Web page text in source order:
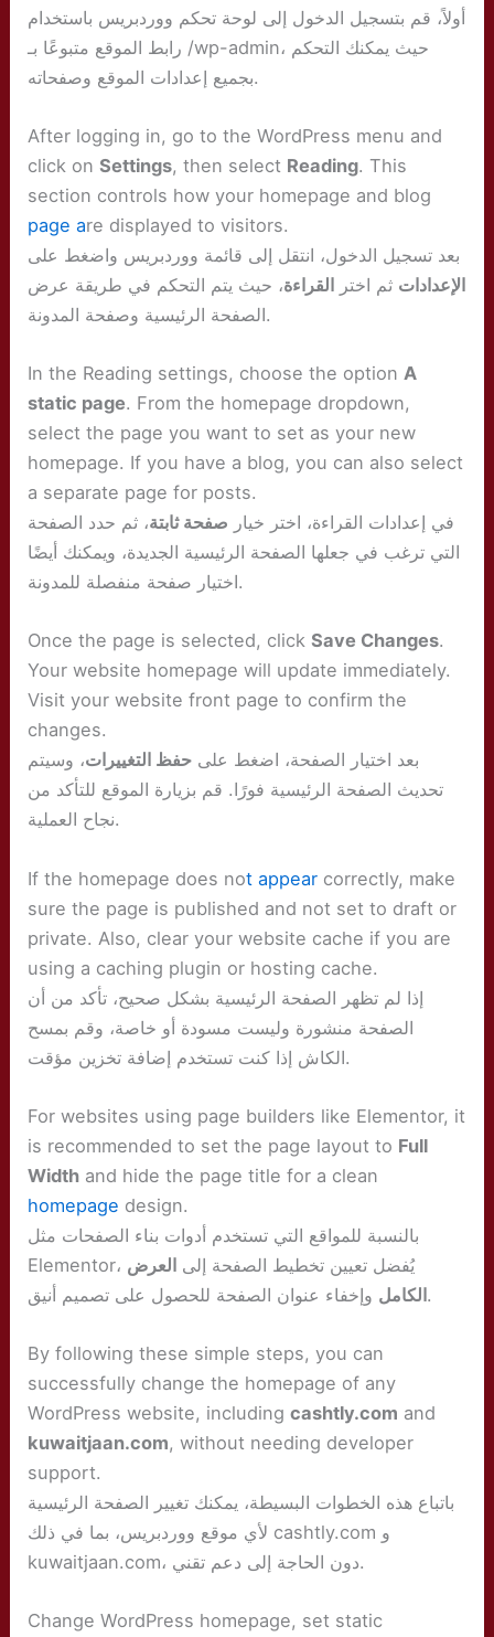
أولاً، قم بتسجيل الدخول إلى لوحة تحكم ووردبريس باستخدام
رابط الموقع متبوعًا بـ /wp-admin، حيث يمكنك التحكم
بجميع إعدادات الموقع وصفحاته.
After logging in, go to the WordPress menu and
click onSettings, then select Reading. This
section controls how your homepage and blog
page are displayed to visitors.
بعد تسجيل الدخول، انتقل إلى قائمة ووردبريس واضغط على
الإعدادات ثم اختر القراءة، حيث يتم التحكم في طريقة عرض
الصفحة الرئيسية وصفحة المدونة.
In the Reading settings, choose the optionA
static page. From the homepage dropdown,
select the page you want to set as your new
homepage. If you have a blog, you can also select
a separate page for posts.
في إعدادات القراءة، اختر خيار صفحة ثابتة، ثم حدد الصفحة
التي ترغب في جعلها الصفحة الرئيسية الجديدة، ويمكنك أيضًا
اختيار صفحة منفصلة للمدونة.
Once the page is selected, clickSave Changes.
Your website homepage will update immediately.
Visit your website front page to confirm the
changes.
بعد اختيار الصفحة، اضغط على حفظ التغييرات، وسيتم
تحديث الصفحة الرئيسية فورًا. قم بزيارة الموقع للتأكد من
نجاح العملية.
If the homepage does not appear correctly, make
sure the page is published and not set to draft or
private. Also, clear your website cache if you are
using a caching plugin or hosting cache.
إذا لم تظهر الصفحة الرئيسية بشكل صحيح، تأكد من أن
الصفحة منشورة وليست مسودة أو خاصة، وقم بمسح
الكاش إذا كنت تستخدم إضافة تخزين مؤقت.
For websites using page builders like Elementor, it
is recommended to set the page layout to Full
Width and hide the page title for a clean
homepage design.
بالنسبة للمواقع التي تستخدم أدوات بناء الصفحات مثل
Elementor، يُفضل تعيين تخطيط الصفحة إلى العرض
الكاملوإخفاء عنوان الصفحة للحصول على تصميم أنيق.
By following these simple steps, you can
successfully change the homepage of any
WordPress website, includingcashtly.com and
kuwaitjaan.com, without needing developer
support.
باتباع هذه الخطوات البسيطة، يمكنك تغيير الصفحة الرئيسية
لأي موقع ووردبريس، بما في ذلك cashtly.com و
kuwaitjaan.com، دون الحاجة إلى دعم تقني.
Change WordPress homepage, set static